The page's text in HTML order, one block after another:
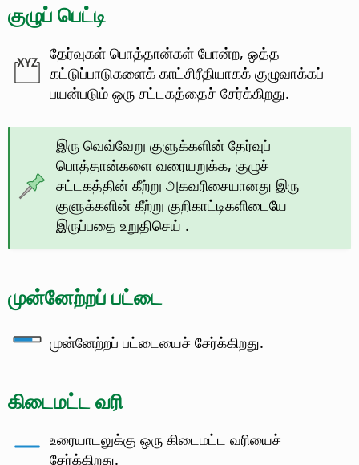
குழுப் பெட்டி
தேர்வுகள் பொத்தான்கள் போன்ற, ஒத்த
கட்டுப்பாடுகளைக் காட்சிரீதியாகக் குழுவாக்கப்
பயன்படும் ஒரு சட்டகத்தைச் சேர்க்கிறது.
இரு வெவ்வேறு குளுக்களின் தேர்வுப்
பொத்தான்களை வரையறுக்க, குழுச்
சட்டகத்தின் கீற்று அகவரிசையானது இரு
குளுக்களின் கீற்று குறிகாட்டிகளிடையே
இருப்பதை உறுதிசெய் .
முன்னேற்றப் பட்டை
முன்னேற்றப் பட்டையைச் சேர்க்கிறது.
கிடைமட்ட வரி
உரையாடலுக்கு ஒரு கிடைமட்ட வரியைச்
சேர்க்கிறது.